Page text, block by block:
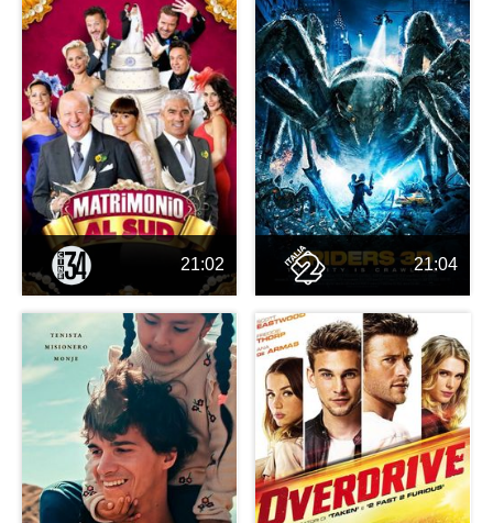
21:02 21:04